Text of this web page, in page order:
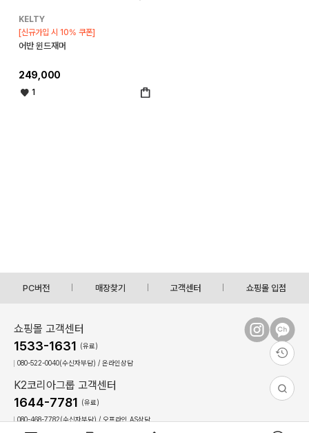
KELTY
[신규가입 시 10% 쿠폰]
어반 윈드재머
249,000
1
PC버전 매장찾기 고객센터 쇼핑몰 입점
쇼핑몰 고객센터
1533-1631 (유료)
080-522-0040(수신자부담) / 온라인상담
K2코리아그룹 고객센터
1644-7781 (유료)
080-468-7782(수신자부담) / 오프라인,AS상담